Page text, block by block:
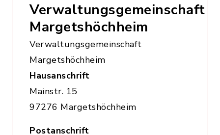
Verwaltungsgemeinschaft
Margetshöchheim
Verwaltungsgemeinschaft
Margetshöchheim
Hausanschrift
Mainstr. 15
97276 Margetshöchheim
Postanschrift